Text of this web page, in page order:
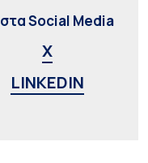
Social Media
X
LINKEDIN